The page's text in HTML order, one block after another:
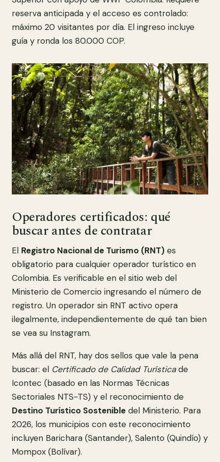
reserva anticipada y el acceso es controlado:
máximo 20 visitantes por día. El ingreso incluye
guía y ronda los 80.000 COP.
Operadores certificados: qué
buscar antes de contratar
El Registro Nacional de Turismo (RNT) es
obligatorio para cualquier operador turístico en
Colombia. Es verificable en el sitio web del
Ministerio de Comercio ingresando el número de
registro. Un operador sin RNT activo opera
ilegalmente, independientemente de qué tan bien
se vea su Instagram.
Más allá del RNT, hay dos sellos que vale la pena
buscar: el Certificado de Calidad Turísticade
Icontec (basado en las Normas Técnicas
Sectoriales NTS-TS) y el reconocimiento de
Destino Turístico Sostenible del Ministerio. Para
2026, los municipios con este reconocimiento
incluyen Barichara (Santander), Salento (Quindío) y
Mompox (Bolívar).